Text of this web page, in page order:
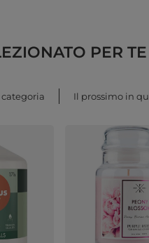
PER TE
Il prossimo in